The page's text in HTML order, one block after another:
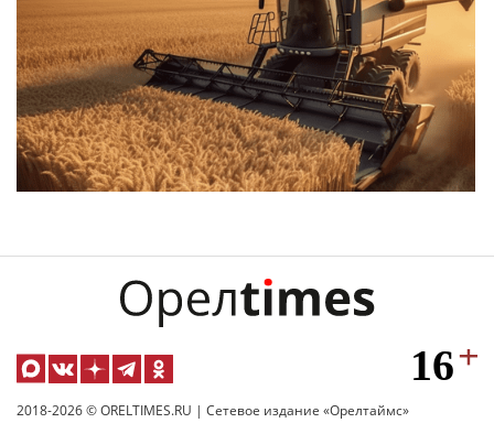
2018-2026 © ORELTIMES.RU | Сетевое издание «Орелтаймс»